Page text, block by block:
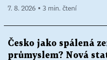
7. 8. 2026 ▪ 3 min. čtení
Česko jako spálená
průmyslem? Nová